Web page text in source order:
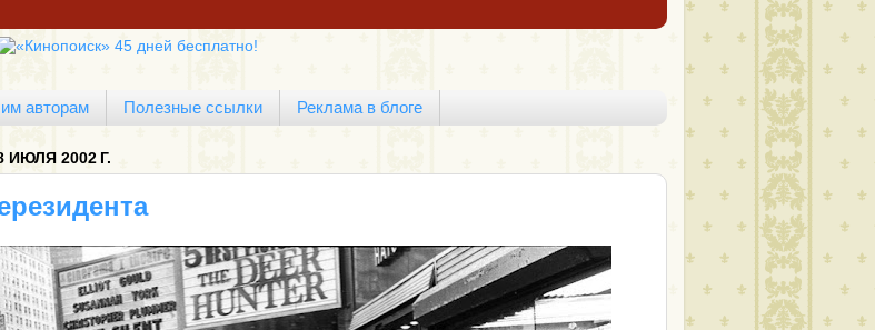
авторам Полезные ссылки Реклама в блоге
2002 Г.